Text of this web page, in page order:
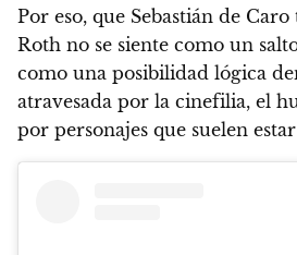
Por eso, que Sebastián de
Roth no se siente como un
como una posibilidad lógica
atravesada por la cinefilia, el
por personajes que suelen